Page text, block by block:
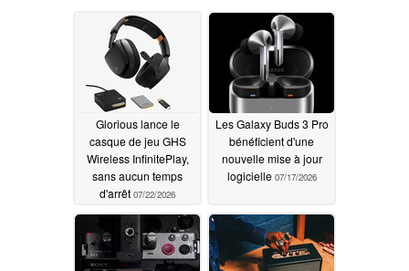
Glorious lance le
casque de jeu GHS
Wireless InfinitePlay,
sans aucun temps
d'arrêt 07/22/2026
Les Galaxy Buds 3 Pro
bénéficient d'une
nouvelle mise à jour
logicielle 07/17/2026